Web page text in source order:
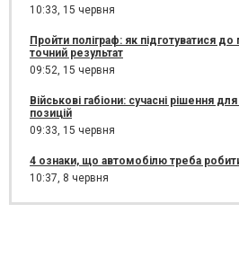
10:33, 15 червня
Пройти поліграф: як підготуватися
точний результат
09:52, 15 червня
Військові габіони: сучасні рішення
позицій
09:33, 15 червня
4 ознаки, що автомобілю треба
10:37, 8 червня